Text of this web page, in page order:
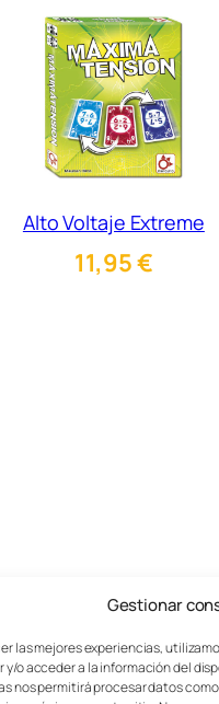
Gestionar
las mejores experiencias,
y/o acceder a la información del
nos permitirá procesar datos
Alto Voltaje Extreme
11,95€
Tipos de juegos de mesa
de Envío